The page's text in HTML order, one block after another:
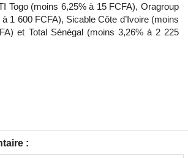
Togo (moins 6,25% à 15 FCFA), Oragroup
1 600 FCFA), Sicable Côte d’Ivoire (moins
et Total Sénégal (moins 3,26% à 2 225
: